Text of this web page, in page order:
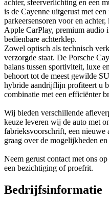
achter, sfeerverlichting en een
is de Cayenne uitgerust met
parkeersensoren voor en
Apple CarPlay, premium audio
bedienbare achterklep.
Zowel optisch als technisch
verzorgde staat. De Porsche
balans tussen sportiviteit, luxe
behoort tot de meest gewilde
hybride aandrijflijn profiteert u
combinatie met een efficiënter
Wij bieden verschillende
keuze leveren wij de auto met
fabrieksvoorschrift, een nieuwe
graag over de mogelijkheden
Neem gerust contact met ons
een bezichtiging of proefrit.
Bedrijfsinformatie